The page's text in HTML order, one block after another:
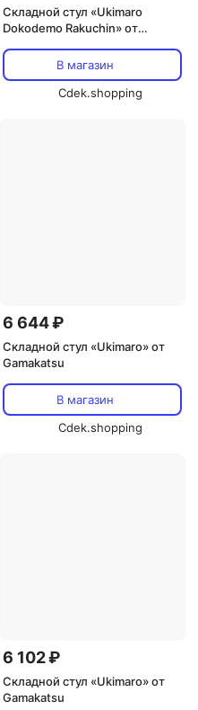
Складной стул «Ukimaro
Dokodemo Rakuchin» от
В магазин
Cdek.shopping
6 644 ₽
Складной стул «Ukimaro» от
Gamakatsu
В магазин
Cdek.shopping
6 102 ₽
Складной стул «Ukimaro» от
Gamakatsu